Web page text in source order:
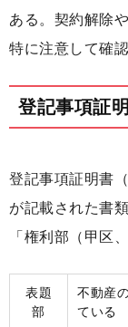
ある。契約解除
特に注意して確
登記事項証
登記事項証明書
が記載された書
「権利部（甲区
表題
部
不動産
ている